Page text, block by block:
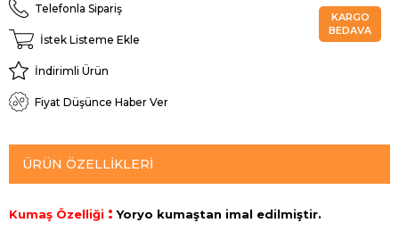
Telefonla Sipariş
İstek Listeme Ekle
İndirimli Ürün
Fiyat Düşünce Haber Ver
KARGO
BEDAVA
ÜRÜN ÖZELLIKLERI
Kumaş Özelliği : Yoryo kumaştan imal edilmiştir.